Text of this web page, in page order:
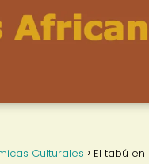
Culturales El tabú